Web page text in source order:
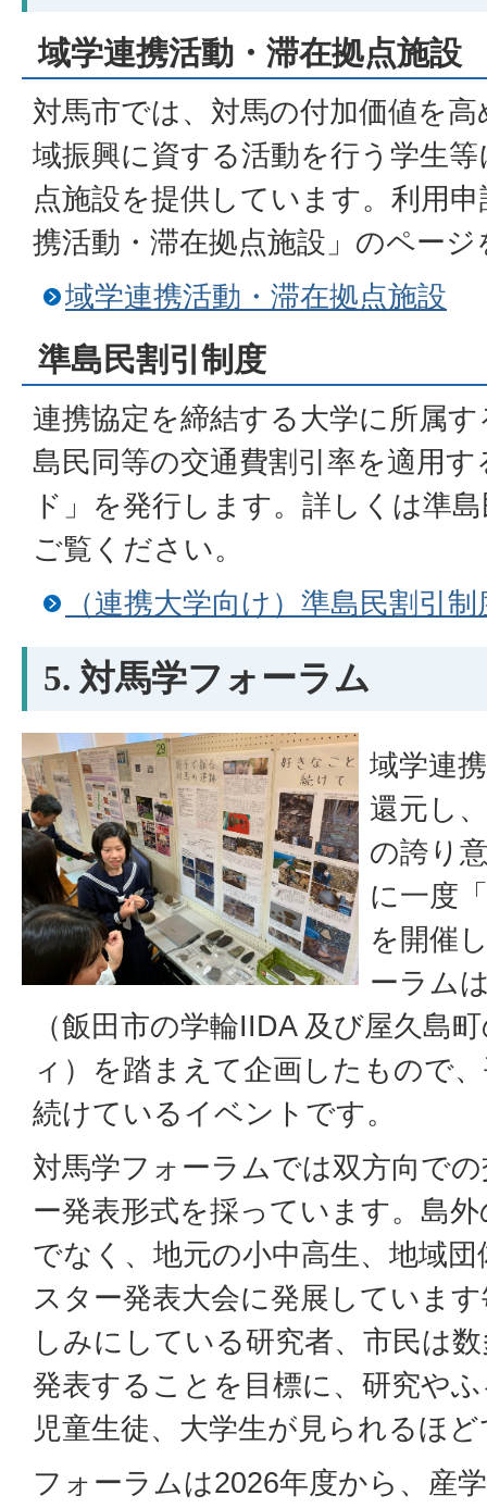
域学連携活動・滞在拠点施設
対馬市では、対馬の付加価値を
域振興に資する活動を行う学生
点施設を提供しています。利用
携活動・滞在拠点施設」のペー
域学連携活動・滞在拠点施設
準島民割引制度
連携協定を締結する大学に所属
島民同等の交通費割引率を適用
ド」を発行します。詳しくは準
ご覧ください。
（連携大学向け）準島民割引制
5. 対馬学フォーラム
域学連
還元し
の誇り
に一度
を開催
ーラム
（飯田市の学輪IIDA 及び屋久島
ィ）を踏まえて企画したもので
続けているイベントです。
対馬学フォーラムでは双方向で
ー発表形式を採っています。島
でなく、地元の小中高生、地域
スター発表大会に発展していま
しみにしている研究者、市民は
発表することを目標に、研究や
児童生徒、大学生が見られるほ
フォーラムは2026年度から、産